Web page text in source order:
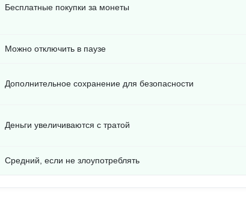
Бесплатные покупки за монеты
Можно отключить в паузе
Дополнительное сохранение для безопасности
Деньги увеличиваются с тратой
Средний, если не злоупотреблять